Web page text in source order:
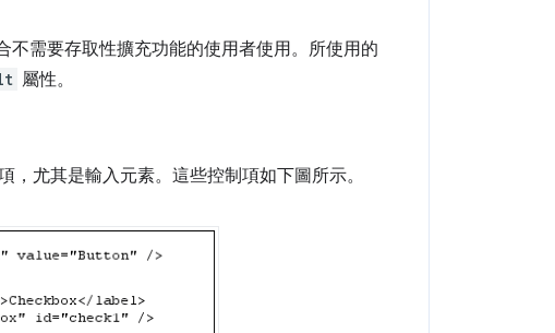
需要存取性擴充功能的使用者使用。所使用的
屬性。
尤其是輸入元素。這些控制項如下圖所示。